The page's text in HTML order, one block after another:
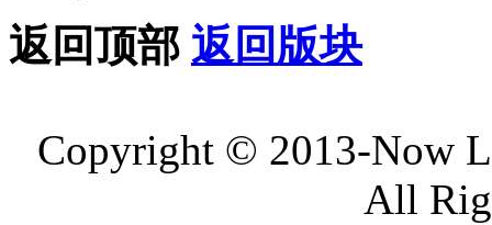
返回顶部 返回版块
Copyright © 2013-Now
All